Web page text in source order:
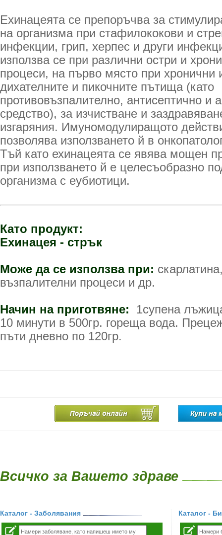
Ехинацеята се препоръчва за
на организма при стафилококови и
инфекции, грип, херпес и други
използва се при различни остри и
процеси, на първо място при хронични
дихателните и пикочните пътища (като
противовъзпалително, антисептично и
средство), за изчистване и
изгаряния. Имуномодулиращото
позволява използването й в
Тъй като ехинацеята се явява мощен
при използването й е целесъобразно
организма с еубиотици.
Като продукт:
Ехинацея - стрък
Може да се използва при:
възпалителни процеси и др.
Начин на приготвяне: 1супена
10 минути в 500гр. гореща вода.
пъти дневно по 120гр.
Всичко за Вашето здраве
Каталог - Заболявания Каталог -